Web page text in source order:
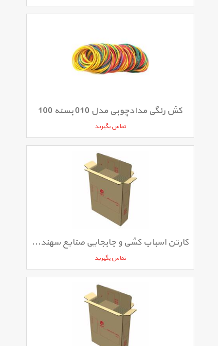
کش رنگی مدادچوبی مدل 010 بسته 100
تماس بگیرید
کارتن اسباب کشی و جابجایی صنایع سهند مدل A2
تماس بگیرید